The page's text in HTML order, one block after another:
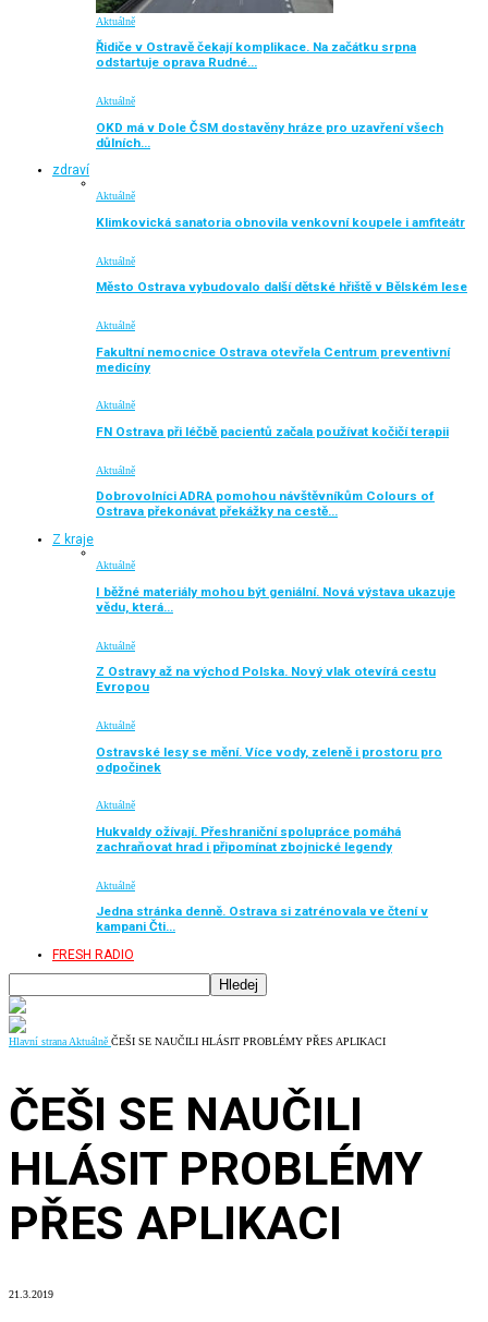
Aktuálně
Řidiče v Ostravě čekají komplikace. Na začátku srpna
odstartuje oprava Rudné…
Aktuálně
OKD má v Dole ČSM dostavěny hráze pro uzavření všech
důlních…
zdraví
Aktuálně
Klimkovická sanatoria obnovila venkovní koupele i amfiteátr
Aktuálně
Město Ostrava vybudovalo další dětské hřiště v Bělském lese
Aktuálně
Fakultní nemocnice Ostrava otevřela Centrum preventivní
medicíny
Aktuálně
FN Ostrava při léčbě pacientů začala používat kočičí terapii
Aktuálně
Dobrovolníci ADRA pomohou návštěvníkům Colours of
Ostrava překonávat překážky na cestě…
Z kraje
Aktuálně
I běžné materiály mohou být geniální. Nová výstava ukazuje
vědu, která…
Aktuálně
Z Ostravy až na východ Polska. Nový vlak otevírá cestu
Evropou
Aktuálně
Ostravské lesy se mění. Více vody, zeleně i prostoru pro
odpočinek
Aktuálně
Hukvaldy ožívají. Přeshraniční spolupráce pomáhá
zachraňovat hrad i připomínat zbojnické legendy
Aktuálně
Jedna stránka denně. Ostrava si zatrénovala ve čtení v
kampani Čti…
FRESH RADIO
Hlavní strana Aktuálně ČEŠI SE NAUČILI HLÁSIT PROBLÉMY PŘES APLIKACI
ČEŠI SE NAUČILI
HLÁSIT PROBLÉMY
PŘES APLIKACI
21.3.2019